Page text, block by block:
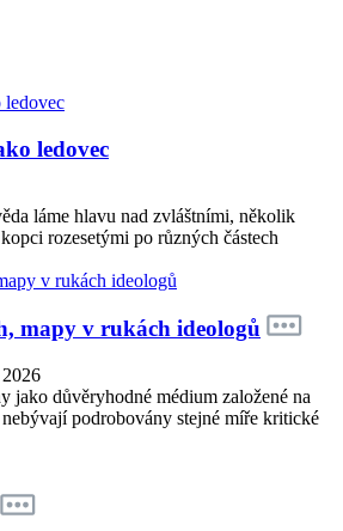
ledovec
láme hlavu nad zvláštními, několik
rozesetými po různých částech
mapy v rukách ideologů
jako důvěryhodné médium založené na
podrobovány stejné míře kritické